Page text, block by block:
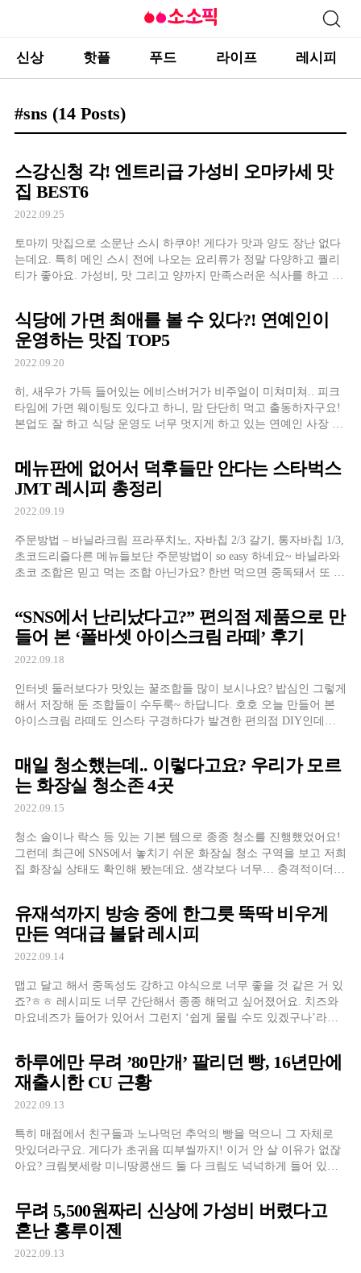
신상 핫플 푸드 라이프 레시피
#sns (14 Posts)
스강신청 각! 엔트리급 가성비 오마카세 맛
집 BEST6
2022.09.25
토마끼 맛집으로 소문난 스시 하쿠야! 게다가 맛과 양도 장난 없다
는데요. 특히 메인 스시 전에 나오는 요리류가 정말 다양하고 퀄리
티가 좋아요. 가성비, 맛 그리고 양까지 만족스러운 식사를 하고 싶
식당에 가면 최애를 볼 수 있다?! 연예인이
운영하는 맛집 TOP5
2022.09.20
히, 새우가 가득 들어있는 에비스버거가 비주얼이 미쳐미쳐.. 피크
타임에 가면 웨이팅도 있다고 하니, 맘 단단히 먹고 출동하자구요!
본업도 잘 하고 식당 운영도 너무 멋지게 하고 있는 연예인 사장 맛
메뉴판에 없어서 덕후들만 안다는 스타벅스
JMT 레시피 총정리
2022.09.19
주문방법 – 바닐라크림 프라푸치노, 자바칩 2/3 갈기, 통자바칩 1/3,
초코드리즐다른 메뉴들보단 주문방법이 so easy 하네요~ 바닐라와
초코 조합은 믿고 먹는 조합 아닌가요? 한번 먹으면 중독돼서 또 시
“SNS에서 난리났다고?” 편의점 제품으로 만
들어 본 ‘폴바셋 아이스크림 라떼’ 후기
2022.09.18
인터넷 둘러보다가 맛있는 꿀조합들 많이 보시나요? 밥심인 그렇게
해서 저장해 둔 조합들이 수두룩~ 하답니다. 호호 오늘 만들어 본
아이스크림 라떼도 인스타 구경하다가 발견한 편의점 DIY인데요!
매일 청소했는데.. 이렇다고요? 우리가 모르
는 화장실 청소존 4곳
2022.09.15
청소 솔이나 락스 등 있는 기본 템으로 종종 청소를 진행했었어요!
그런데 최근에 SNS에서 놓치기 쉬운 화장실 청소 구역을 보고 저희
집 화장실 상태도 확인해 봤는데요. 생각보다 너무… 충격적이더라
유재석까지 방송 중에 한그릇 뚝딱 비우게
만든 역대급 불닭 레시피
2022.09.14
맵고 달고 해서 중독성도 강하고 야식으로 너무 좋을 것 같은 거 있
죠?ㅎㅎ 레시피도 너무 간단해서 종종 해먹고 싶어졌어요. 치즈와
마요네즈가 들어가 있어서 그런지 ‘쉽게 물릴 수도 있겠구나’라는
하루에만 무려 ’80만개’ 팔리던 빵, 16년만에
재출시한 CU 근황
2022.09.13
특히 매점에서 친구들과 노나먹던 추억의 빵을 먹으니 그 자체로
맛있더라구요. 게다가 초귀욤 띠부씰까지! 이거 안 살 이유가 없잖
아요? 크림붓세랑 미니땅콩샌드 둘 다 크림도 넉넉하게 들어 있어
무려 5,500원짜리 신상에 가성비 버렸다고
혼난 홍루이젠
2022.09.13